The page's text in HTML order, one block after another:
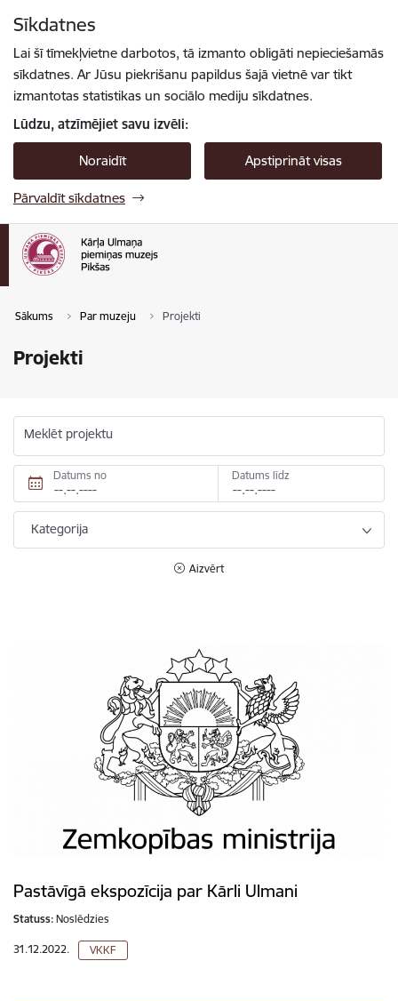
Sīkdatnes
Lai šī tīmekļvietne darbotos, tā izmanto obligāti nepieciešamās
sīkdatnes. Ar Jūsu piekrišanu papildus šajā vietnē var tikt
izmantotas statistikas un sociālo mediju sīkdatnes.
Lūdzu, atzīmējiet savu izvēli:
Noraidīt Apstiprināt visas
Pārvaldīt sīkdatnes
Sākums Par muzeju Projekti
Projekti
Meklēt projektu
Datums no Datums līdz
Kategorija
Aizvērt
Pastāvīgā ekspozīcija par Kārli Ulmani
Statuss: Noslēdzies
31.12.2022. VKKF